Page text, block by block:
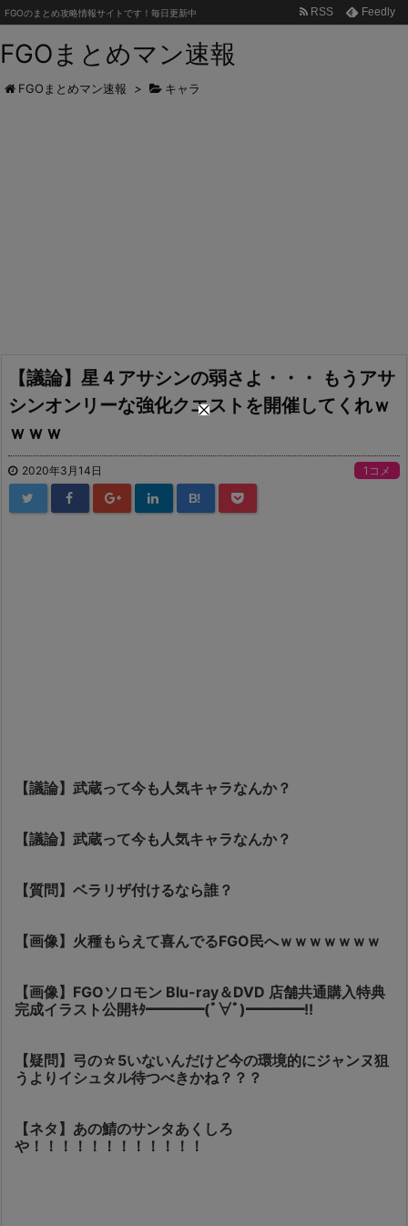
FGOまとめマン速報
FGOのまとめ攻略情報サイトです！毎日更新中 RSS Feedly
FGOまとめマン速報 > キャラ
【議論】星４アサシンの弱さよ・・・ もうアサ
シンオンリーな強化クエストを開催してくれｗ
ｗｗｗ
2020年3月14日 1コメ
B!
【議論】武蔵って今も人気キャラなんか？
【議論】武蔵って今も人気キャラなんか？
【質問】ベラリザ付けるなら誰？
【画像】火種もらえて喜んでるFGO民へｗｗｗｗｗｗｗ
【画像】FGOソロモン Blu-ray＆DVD 店舗共通購入特典
完成イラスト公開ｷﾀ━━━━(ﾟ∀ﾟ)━━━━!!
【疑問】弓の☆5いないんだけど今の環境的にジャンヌ狙
うよりイシュタル待つべきかね？？？
【ネタ】あの鯖のサンタあくしろ
や！！！！！！！！！！！！